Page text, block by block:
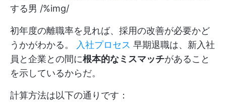
する男 /%img/
初年度の離職率を見れば、採用の改善が必要かど
うかがわかる。
入社プロセス 早期退職は、新入社
員と企業との間に根本的なミスマッチがあること
を示しているからだ。
計算方法は以下の通りです：